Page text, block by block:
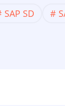
SAP SD